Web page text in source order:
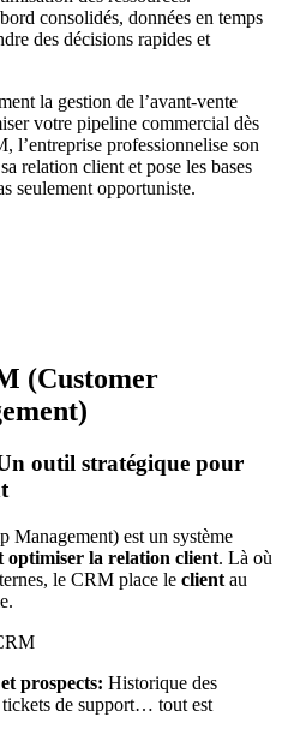
consolidés, données en temps
des décisions rapides et
la gestion de l’avant‑vente
votre pipeline commercial dès
l’entreprise professionnelise son
relation client et pose les bases
seulement opportuniste.
(Customer
outil stratégique pour
Management) est un système
optimiser la relation client. Là où
le CRM place le client au
prospects: Historique des
tickets de support… tout est